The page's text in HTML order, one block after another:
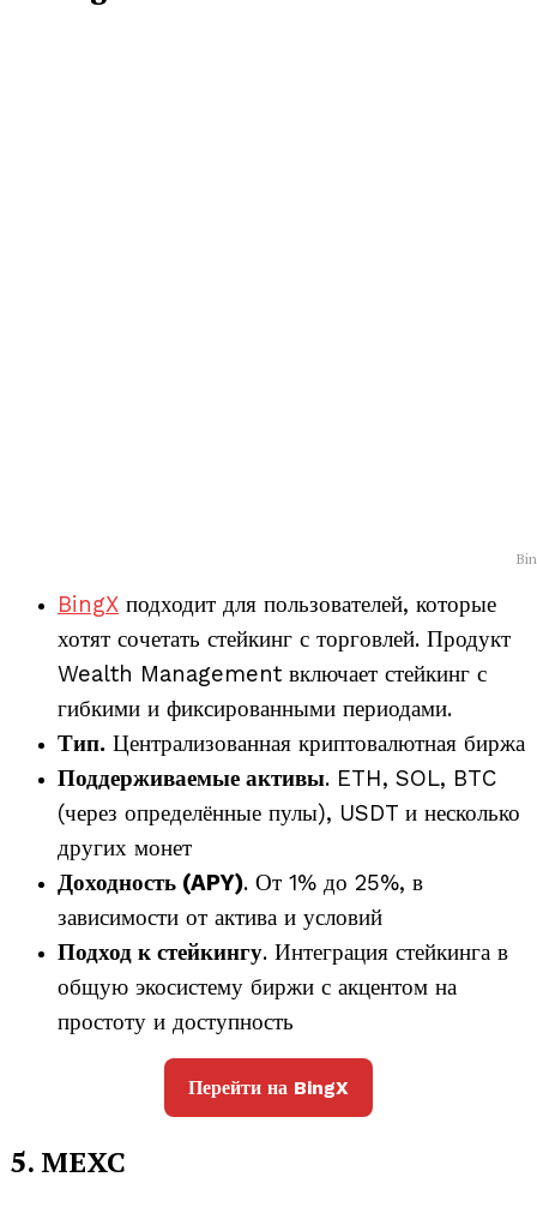
BingX подходит для пользователей, которые
хотят сочетать стейкинг с торговлей. Продукт
Wealth Management включает стейкинг с
гибкими и фиксированными периодами.
Тип. Централизованная криптовалютная биржа
Поддерживаемые активы. ETH, SOL, BTC
(через определённые пулы), USDT и несколько
других монет
Доходность (APY). От 1% до 25%, в
зависимости от актива и условий
Подход к стейкингу. Интеграция стейкинга в
общую экосистему биржи с акцентом на
простоту и доступность
Перейти на BingX
5. MEXC